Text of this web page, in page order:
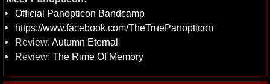
Official Panopticon Bandcamp
https://www.facebook.com/TheTruePanopticon
Review: Autumn Eternal
Review: The Rime Of Memory